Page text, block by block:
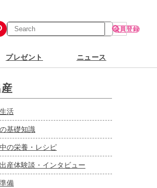
検
索
会員登録
プレゼント ニュース
活
基礎知識
の栄養・レシピ
産体験談・インタビュー
備